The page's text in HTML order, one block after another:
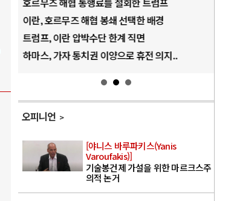
이란, 호르무즈 해협 봉쇄 선택한 배경
트럼프, 이란 압박수단 한계 직면
하마스, 가자 통치권 이양으로 휴전 의지..
오피니언
[야니스 바루파키스(Yanis
Varoufakis)]
기술봉건제 가설을 위한 마르크스주
의적 논거